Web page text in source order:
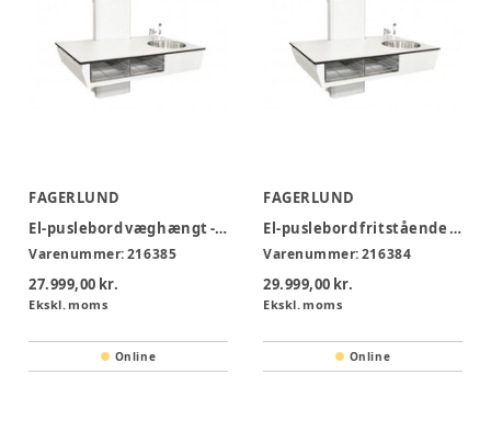
FAGERLUND
El-puslebord væghængt - DE100
Varenummer:216385
27.999,00 kr.
Ekskl. moms
Online
FAGERLUND
El-puslebord fritstående - DE100F
Varenummer:216384
29.999,00 kr.
Ekskl. moms
Online